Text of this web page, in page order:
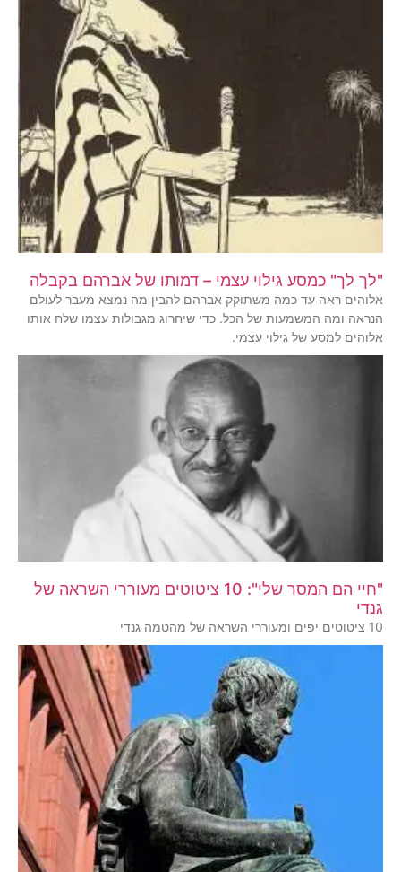
"לך לך" כמסע גילוי עצמי – דמותו של אברהם בקבלה
אלוהים ראה עד כמה משתוקק אברהם להבין מה נמצא מעבר לעולם
הנראה ומה המשמעות של הכל. כדי שיחרוג מגבולות עצמו שלח אותו
אלוהים למסע של גילוי עצמי.
"חיי הם המסר שלי": 10 ציטוטים מעוררי השראה של
גנדי
10 ציטוטים יפים ומעוררי השראה של מהטמה גנדי